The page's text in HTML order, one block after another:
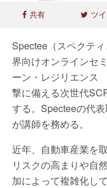
共有 ツ
Spectee（スペクテ
界向けオンラインセ
ーン・レジリエンス
撃に備える次世代
する。Specteeの代
が講師を務める。
近年、自動車産業を
リスクの高まりや自
加によって複雑化し